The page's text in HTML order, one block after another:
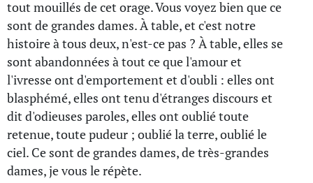
tout mouillés de cet orage. Vous voyez bien que ce
sont de grandes dames. À table, et c'est notre
histoire à tous deux, n'est-ce pas ? À table, elles se
sont abandonnées à tout ce que l'amour et
l'ivresse ont d'emportement et d'oubli : elles ont
blasphémé, elles ont tenu d'étranges discours et
dit d'odieuses paroles, elles ont oublié toute
retenue, toute pudeur ; oublié la terre, oublié le
ciel. Ce sont de grandes dames, de très-grandes
dames, je vous le répète.